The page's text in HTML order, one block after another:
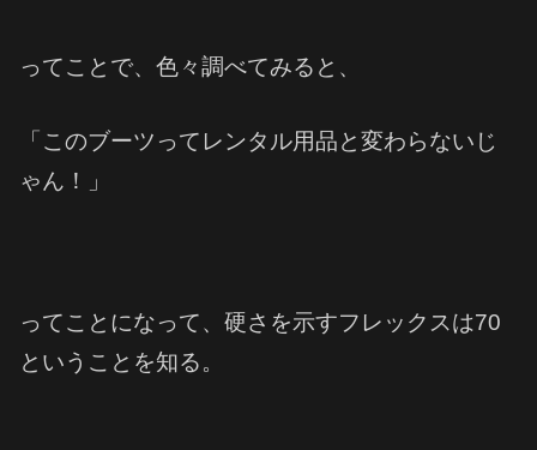
ってことで、色々調べてみると、
「このブーツってレンタル用品と変わらないじ
ゃん！」
ってことになって、硬さを示すフレックスは70
ということを知る。